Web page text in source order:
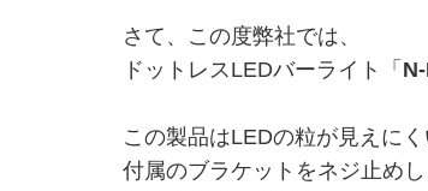
さて、この度弊社では、
ドットレスLEDバーライト「
この製品はLEDの粒が見えにく
付属のブラケットをネジ止め